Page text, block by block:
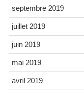
septembre 2019
juillet 2019
juin 2019
mai 2019
avril 2019